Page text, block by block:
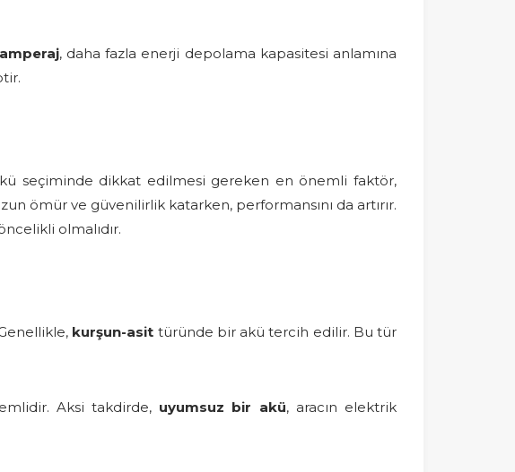
, daha fazla enerji depolama kapasitesi anlamına
seçiminde dikkat edilmesi gereken en önemli faktör,
ömür ve güvenilirlik katarken, performansını da artırır.
olmalıdır.
kurşun-asit türünde bir akü tercih edilir. Bu tür
Aksi takdirde, uyumsuz bir akü, aracın elektrik